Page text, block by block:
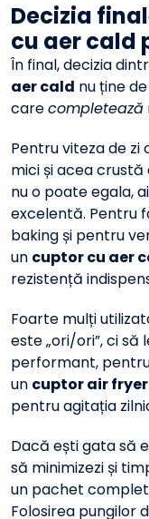
Decizia
cu aer cald
În final, decizia
aer cald nu ține
carecompletează
Pentru viteza de
mici și acea
nu o poate egala,
excelentă. Pentru
baking și pentru
un cuptor cu aer
rezistență
Foarte mulți
este „ori/ori”, ci
performant,
un cuptor air fryer
pentru agitația
Dacă ești gata să
să minimizezi și
un pachet
Folosirea pungilor